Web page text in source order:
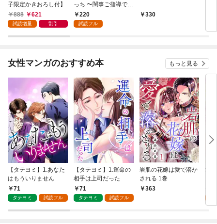
子限定かきおろし付】
888
621
試読増量 割引
っち 〜閨事ご指導でき
かねます！〜（1）
220
試読フル
330
女性マンガのおすすめ本 もっと見る
【タテヨミ】1.あなた
はもういりません
71
タテヨミ 試読フル
【タテヨミ】1.運命の
相手は上司だった
71
タテヨミ 試読フル
岩肌の花嫁は愛で溶か
される 1巻
363
愛